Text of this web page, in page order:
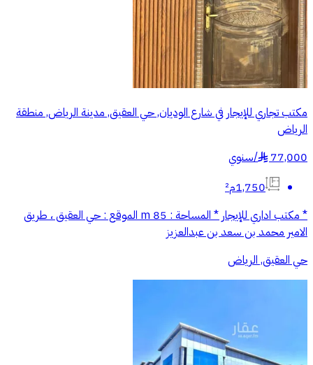
مكتب تجاري للإيجار في شارع الوديان, حي العقيق, مدينة الرياض, منطقة
الرياض
77,000
§
/سنوي
1,750م²
* مكتب اداري للإيجار * المساحة : 85 m الموقع : حي العقيق ، طريق
الامير محمد بن سعد بن عبدالعزيز
حي العقيق, الرياض